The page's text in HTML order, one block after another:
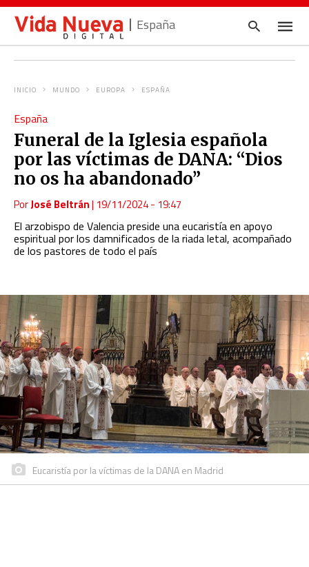
España
pulsa
en
INICIO MUNDO EUROPA ESPAÑA
España
Funeral de la Iglesia española
por las víctimas de DANA: “Dios
no os ha abandonado”
PorJosé Beltrán| 19/11/2024 - 19:47
El arzobispo de Valencia preside una eucaristía en apoyo
espiritual por los damnificados de la riada letal, acompañado
de los pastores de todo el país
Eucaristía por la víctimas de la DANA en Madrid